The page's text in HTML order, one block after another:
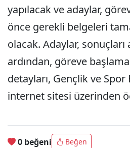
yapılacak ve adaylar,
önce gerekli belgeleri
olacak. Adaylar, sonuçları
ardından, göreve
detayları, Gençlik ve Spor
internet sitesi üzerinden
0 beğeni Beğen